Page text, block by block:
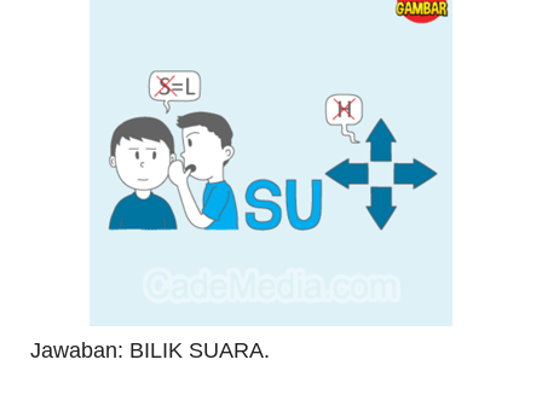
Jawaban: BILIK SUARA.